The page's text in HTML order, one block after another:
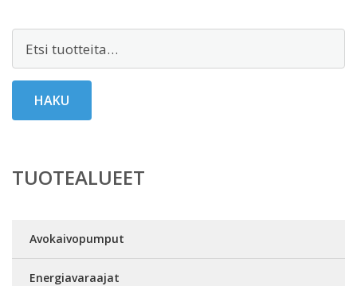
HAKU
TUOTEALUEET
Avokaivopumput
Energiavaraajat